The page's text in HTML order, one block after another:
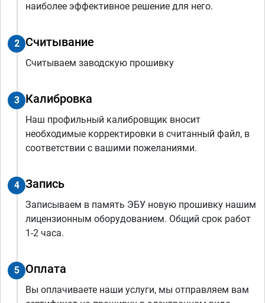
наиболее эффективное решение для него.
2 Считывание
Считываем заводскую прошивку
3 Калибровка
Наш профильный калибровщик вносит
необходимые корректировки в считанный файл, в
соответствии с вашими пожеланиями.
4 Запись
Записываем в память ЭБУ новую прошивку нашим
лицензионным оборудованием. Общий срок работ
1-2 часа.
5 Оплата
Вы оплачиваете наши услуги, мы отправляем вам